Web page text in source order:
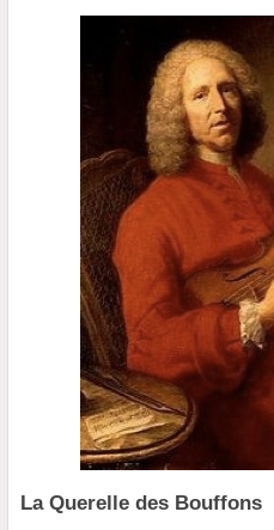
La Querelle des Bouffons